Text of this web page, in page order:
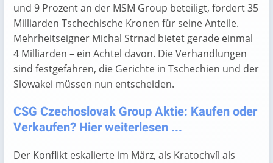
und 9 Prozent an der MSM Group beteiligt, fordert 35
Milliarden Tschechische Kronen für seine Anteile.
Mehrheitseigner Michal Strnad bietet gerade einmal
4 Milliarden – ein Achtel davon. Die Verhandlungen
sind festgefahren, die Gerichte in Tschechien und der
Slowakei müssen nun entscheiden.
CSG Czechoslovak Group Aktie: Kaufen oder
Verkaufen? Hier weiterlesen ...
Der Konflikt eskalierte im März, als Kratochvíl als